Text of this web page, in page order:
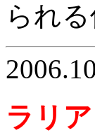
られ
ラリ